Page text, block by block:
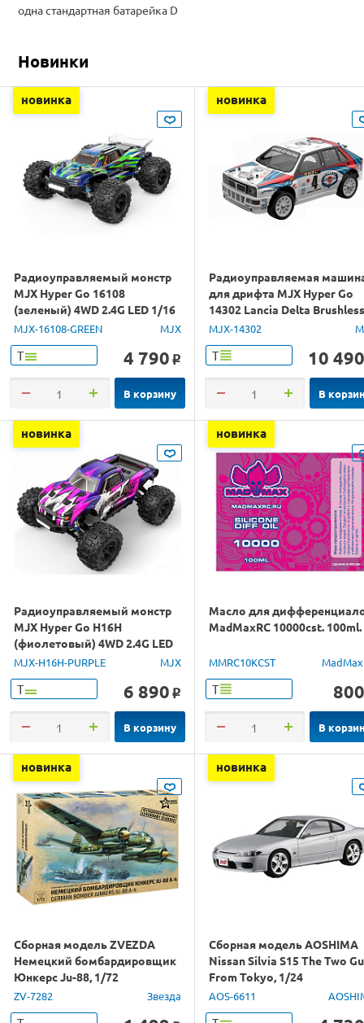
одна стандартная батарейка D
Новинки
новинка
Радиоуправляемый монстр
MJX Hyper Go 16108
(зеленый) 4WD 2.4G LED 1/16
RTR
MJX-16108-GREEN MJX
Т 4 790 o
В корзину
новинка
Радиоуправляемая
для дрифта MJX Hyper Go
14302 Lancia Delta Brushless
4WD 2.4G LED 1/14 RTR
MJX-14302
Т 10 490
В
новинка
Радиоуправляемый монстр
MJX Hyper Go H16H
(фиолетовый) 4WD 2.4G LED
GPS 1/16 RTR
MJX-H16H-PURPLE MJX
Т 6 890 o
В корзину
новинка
Масло для
MadMaxRC 10000cst. 100ml.
MMRC10KCST
Т 800
В
новинка
Сборная модель ZVEZDA
Немецкий бомбардировщик
Юнкерс Ju-88, 1/72
ZV-7282 Звезда
новинка
Сборная модель AOSHIMA
Nissan Silvia S15 The Two
From Tokyo, 1/24
AOS-6611